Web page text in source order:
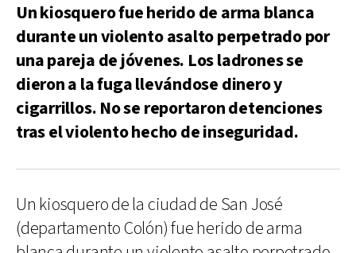
Un kiosquero fue herido de arma blanca
durante un violento asalto perpetrado por
una pareja de jóvenes. Los ladrones se
dieron a la fuga llevándose dinero y
cigarrillos. No se reportaron detenciones
tras el violento hecho de inseguridad.
Un kiosquero de la ciudad de San José
(departamento Colón) fue herido de arma